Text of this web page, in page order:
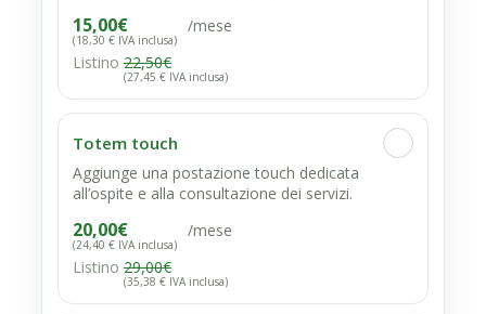
15,00€
(18,30 € IVA inclusa)
/mese
Listino22,50€
(27,45 € IVA inclusa)
Totem touch
Aggiunge una postazione touch dedicata
all’ospite e alla consultazione dei servizi.
20,00€
(24,40 € IVA inclusa)
/mese
Listino29,00€
(35,38 € IVA inclusa)